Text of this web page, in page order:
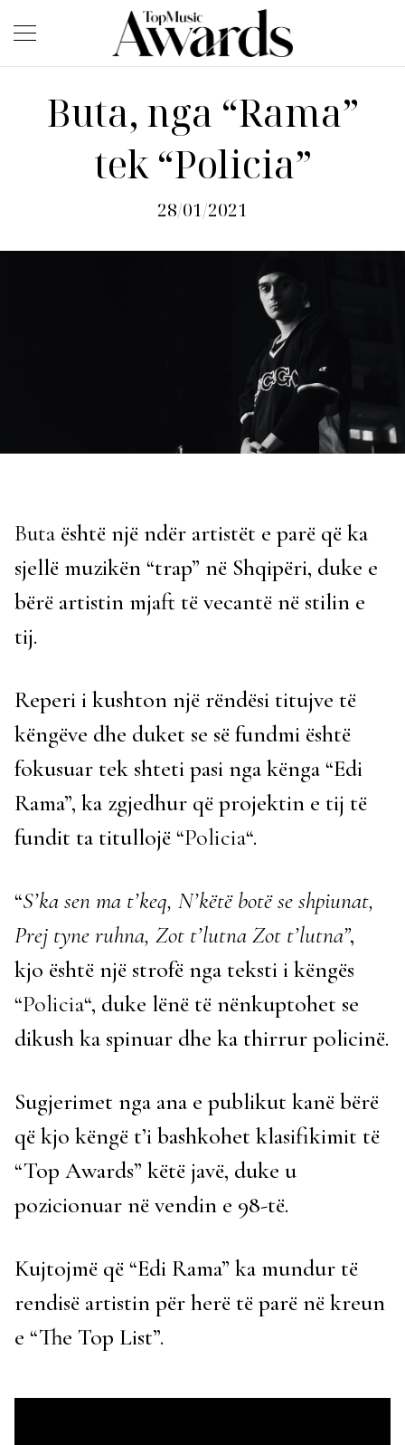
Buta, nga “Rama”
tek “Policia”
28/01/2021
Butaështë një ndër artistët e parë që ka
sjellë muzikën “trap” në Shqipëri, duke e
bërë artistin mjaft të vecantë në stilin e
tij.
Reperi i kushton një rëndësi titujve të
këngëve dhe duket se së fundmi është
fokusuar tek shteti pasi nga kënga “Edi
Rama”, ka zgjedhur që projektin e tij të
fundit ta titullojë “Policia“.
“S’ka sen ma t’keq, N’këtë botë se shpiunat,
Prej tyne ruhna, Zot t’lutna Zot t’lutna”,
kjo është një strofë nga teksti i këngës
“Policia“, duke lënë të nënkuptohet se
dikush ka spinuar dhe ka thirrur policinë.
Sugjerimet nga ana e publikut kanë bërë
që kjo këngë t’i bashkohet klasifikimit të
“Top Awards” këtë javë, duke u
pozicionuar në vendin e 98-të.
Kujtojmë që “Edi Rama” ka mundur të
rendisë artistin për herë të parë në kreun
e “The Top List”.